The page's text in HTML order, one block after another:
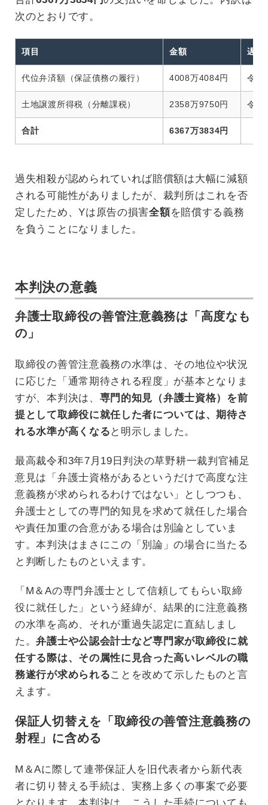
次のとおりです。
項目 金額 遅延
代位弁済額（保証債務の履行） 4008万4084円 令和
土地譲渡所得税（分離課税） 2358万9750円 令和
合計 6367万3834円
過失相殺が認められていれば賠償額は大幅に減額
される可能性がありましたが、裁判所はこれを否
定したため、Yは原告の損害全額を賠償する義務
を負うことになりました。
本判決の意義
弁護士取締役の善管注意義務は「高度なも
の」
取締役の善管注意義務の水準は、その地位や状況
に応じた「通常期待される程度」が基本となりま
すが、本判決は、 専門的知見（弁護士資格）を前
提として取締役に就任した者については、期待さ
れる水準が高くなる と明示しました。
最高裁令和3年7月19日判決の草野耕一裁判官補足
意見は「弁護士資格があるというだけで高度な注
意義務が求められるわけではない」としつつも、
弁護士としての専門的知見を求めて就任した場合
や責任加重の合意がある場合は別論としていま
す。本判決はまさにこの「別論」の場合に当たる
と判断したものといえます。
「M＆Aの専門弁護士として信頼してもらい取締
役に就任した」という経緯が、結果的に注意義務
の水準を高め、それが重過失認定に直結しまし
た。弁護士や公認会計士など専門家が取締役に就
任する際は、その属性に見合った高いレベルの職
務遂行が求められることを改めて示したものと言
えます。
保証人切替えを「取締役の善管注意義務の
射程」に含める
M＆Aに際して連帯保証人を旧代表者から新代表
者に切り替える手続は、実務上多くの事案で必要